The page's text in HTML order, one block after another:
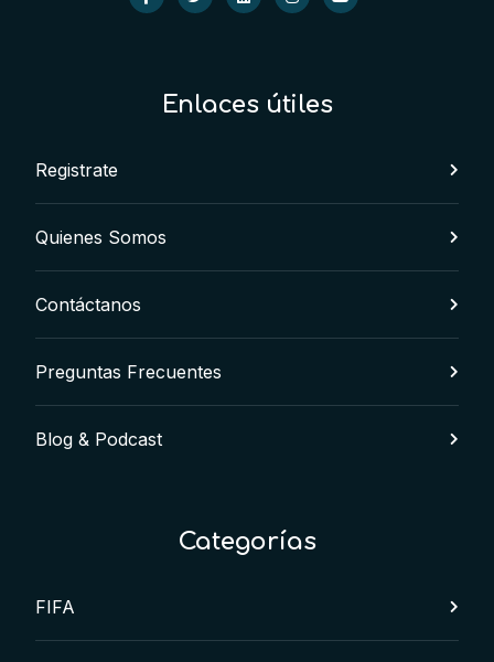
Enlaces útiles
Registrate
Quienes Somos
Contáctanos
Preguntas Frecuentes
Blog & Podcast
Categorías
FIFA